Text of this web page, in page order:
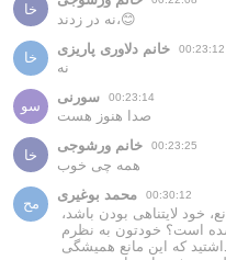
خا
نه در زدند،😊
خا
خانم دلاوری پاریزی 00:23:12
نه
سو
سورنی 00:23:14
صدا هنوز هست
خا
خانم ورشوجی 00:23:25
همه چی خوب
مح
محمد بوغیری 00:30:12